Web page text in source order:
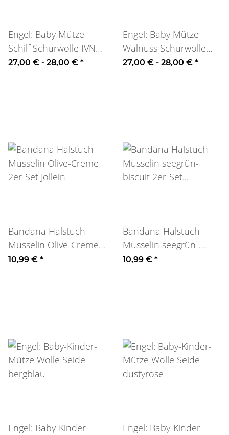
Engel: Baby Mütze
Schilf Schurwolle IVN
Best
27,00 € - 28,00 € *
Engel: Baby Mütze
Walnuss Schurwolle
IVN Best
27,00 € - 28,00 € *
Bandana Halstuch
Musselin Olive-Creme
2er-Set Jollein
10,99 € *
Bandana Halstuch
Musselin seegrün-
biscuit 2er-Set Jollein
10,99 € *
Engel: Baby-Kinder-
Engel: Baby-Kinder-